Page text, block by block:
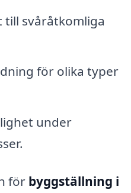
till svåråtkomliga
för olika typer
under
för byggställning i